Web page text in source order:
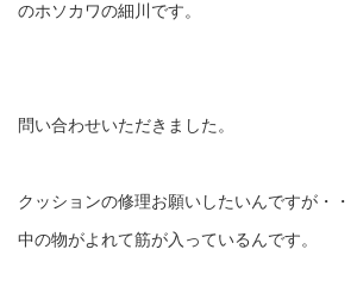
のホソカワの細川です。
問い合わせいただきました。
クッションの修理お願いしたいんですが・・
中の物がよれて筋が入っているんです。